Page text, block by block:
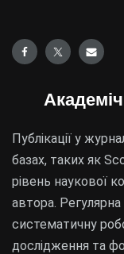
Публікації у
базах, таких як
рівень наукової
автора. Регулярна
систематичну
дослідження та